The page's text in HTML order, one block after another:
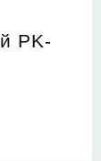
PK-